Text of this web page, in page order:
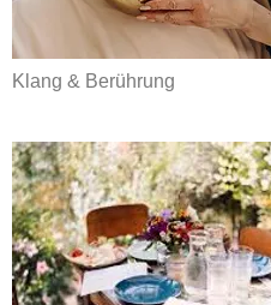
Klang & Berührung